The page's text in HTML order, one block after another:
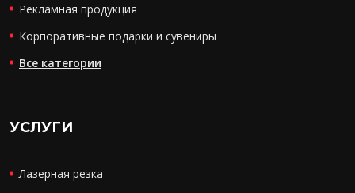
Рекламная продукция
Корпоративные подарки и сувениры
Все категории
УСЛУГИ
Лазерная резка